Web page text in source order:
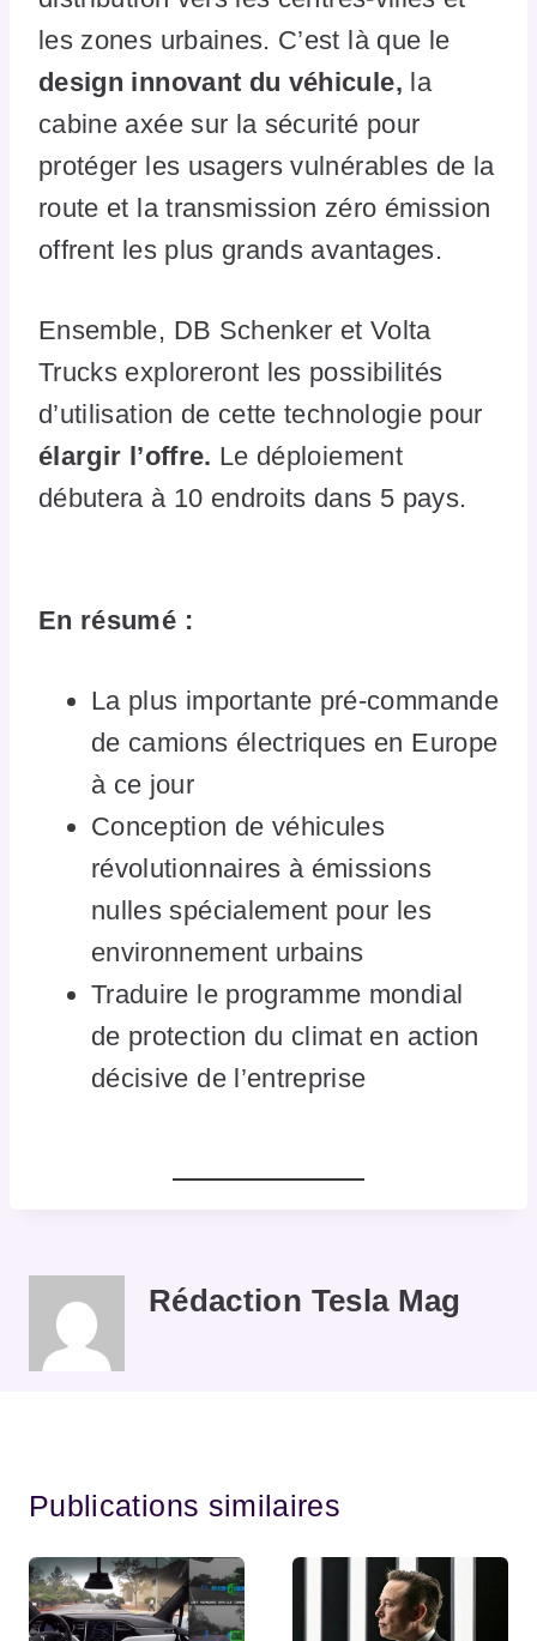
les zones urbaines. C’est là que le
design innovant du véhicule, la
cabine axée sur la sécurité pour
protéger les usagers vulnérables de la
route et la transmission zéro émission
offrent les plus grands avantages.
Ensemble, DB Schenker et Volta
Trucks exploreront les possibilités
d’utilisation de cette technologie pour
élargir l’offre. Le déploiement
débutera à 10 endroits dans 5 pays.
En résumé :
La plus importante pré-commande
de camions électriques en Europe
à ce jour
Conception de véhicules
révolutionnaires à émissions
nulles spécialement pour les
environnement urbains
Traduire le programme mondial
de protection du climat en action
décisive de l’entreprise
Rédaction Tesla Mag
Publications similaires